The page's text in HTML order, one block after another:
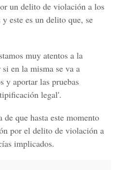
un delito de violación a los
este es un delito que, se
muy atentos a la
en la misma se va a
y aportar las pruebas
legal'.
que hasta este momento
por el delito de violación a
implicados.